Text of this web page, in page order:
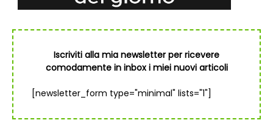
Iscriviti alla mia newsletter per ricevere
comodamente in inbox i miei nuovi articoli
[newsletter_form type="minimal" lists="1"]